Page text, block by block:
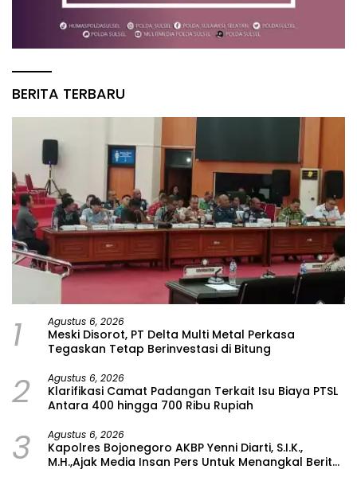
BERITA TERBARU
1 Agustus 6, 2026
Meski Disorot, PT Delta Multi Metal Perkasa
Tegaskan Tetap Berinvestasi di Bitung
2 Agustus 6, 2026
Klarifikasi Camat Padangan Terkait Isu Biaya PTSL
Antara 400 hingga 700 Ribu Rupiah
3 Agustus 6, 2026
Kapolres Bojonegoro AKBP Yenni Diarti, S.I.K.,
M.H.,Ajak Media Insan Pers Untuk Menangkal Berita